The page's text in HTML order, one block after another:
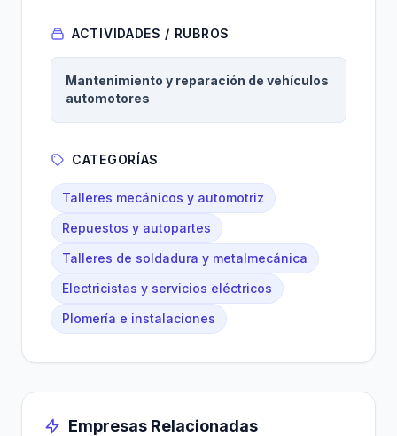
ACTIVIDADES / RUBROS
Mantenimiento y reparación de vehículos
automotores
CATEGORÍAS
Talleres mecánicos y automotriz
Repuestos y autopartes
Talleres de soldadura y metalmecánica
Electricistas y servicios eléctricos
Plomería e instalaciones
Empresas Relacionadas